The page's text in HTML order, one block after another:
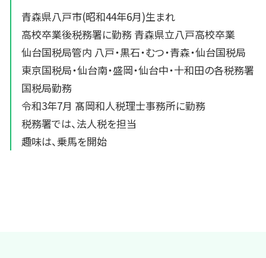
青森県八戸市(昭和44年6月)生まれ
高校卒業後税務署に勤務 青森県立八戸高校卒業
仙台国税局管内 八戸・黒石・むつ・青森・仙台国税局
東京国税局・仙台南・盛岡・仙台中・十和田の各税務署
国税局勤務
令和3年7月 髙岡和人税理士事務所に勤務
税務署では、法人税を担当
趣味は、乗馬を開始